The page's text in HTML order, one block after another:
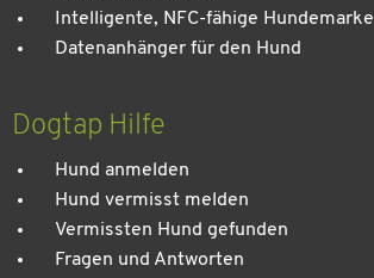
Intelligente, NFC-fähige Hundemarke
Datenanhänger für den Hund
Dogtap Hilfe
Hund anmelden
Hund vermisst melden
Vermissten Hund gefunden
Fragen und Antworten